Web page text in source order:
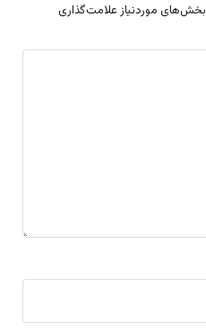
بخش‌های موردنیاز علامت‌گذاری